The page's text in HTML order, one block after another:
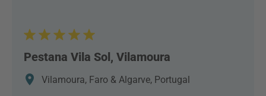
Pestana Vila Sol, Vilamoura
Vilamoura, Faro & Algarve, Portugal